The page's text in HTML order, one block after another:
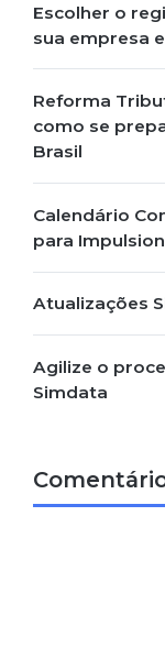
Escolher o
sua empresa
Reforma
como se
Brasil
Calendário
para
Atualizações
Agilize o
Simdata